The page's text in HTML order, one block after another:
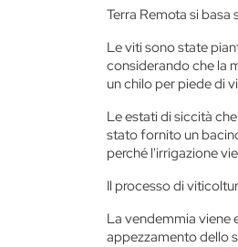
Terra Remota si basa
Le viti sono state
considerando che la
un chilo per piede di
Le estati di siccità
stato fornito un
perché l'irrigazione
Il processo di
La vendemmia viene
appezzamento dello